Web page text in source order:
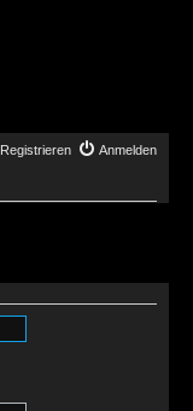
Anmelden
Registrieren